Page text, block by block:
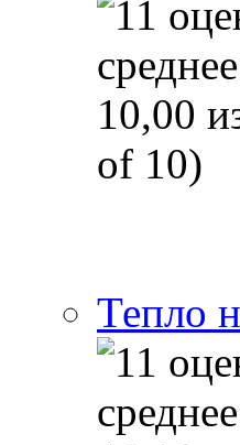
of 10)
Тепло